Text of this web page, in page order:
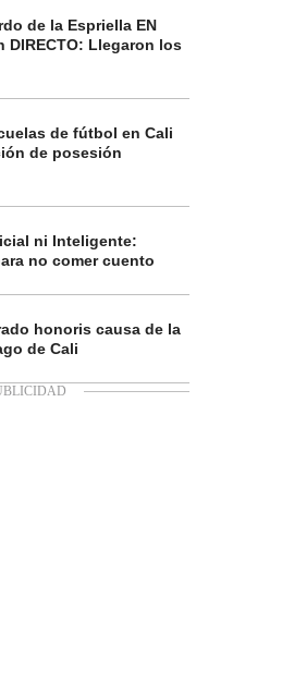
de la Espriella EN
DIRECTO: Llegaron los
de fútbol en Cali
de posesión
ni Inteligente:
no comer cuento
honoris causa de la
de Cali